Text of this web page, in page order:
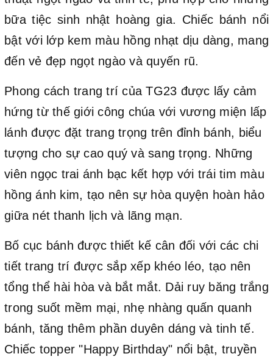
bữa tiệc sinh nhật hoàng gia. Chiếc bánh nổi
bật với lớp kem màu hồng nhạt dịu dàng, mang
đến vẻ đẹp ngọt ngào và quyến rũ.
Phong cách trang trí của TG23 được lấy cảm
hứng từ thế giới công chúa với vương miện lấp
lánh được đặt trang trọng trên đỉnh bánh, biểu
tượng cho sự cao quý và sang trọng. Những
viên ngọc trai ánh bạc kết hợp với trái tim màu
hồng ánh kim, tạo nên sự hòa quyện hoàn hảo
giữa nét thanh lịch và lãng mạn.
Bố cục bánh được thiết kế cân đối với các chi
tiết trang trí được sắp xếp khéo léo, tạo nên
tổng thể hài hòa và bắt mắt. Dải ruy băng trắng
trong suốt mềm mại, nhẹ nhàng quấn quanh
bánh, tăng thêm phần duyên dáng và tinh tế.
Chiếc topper "Happy Birthday" nổi bật, truyền